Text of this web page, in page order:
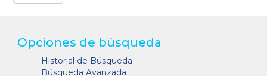
Opciones de búsqueda
Historial de Búsqueda
Búsqueda Avanzada